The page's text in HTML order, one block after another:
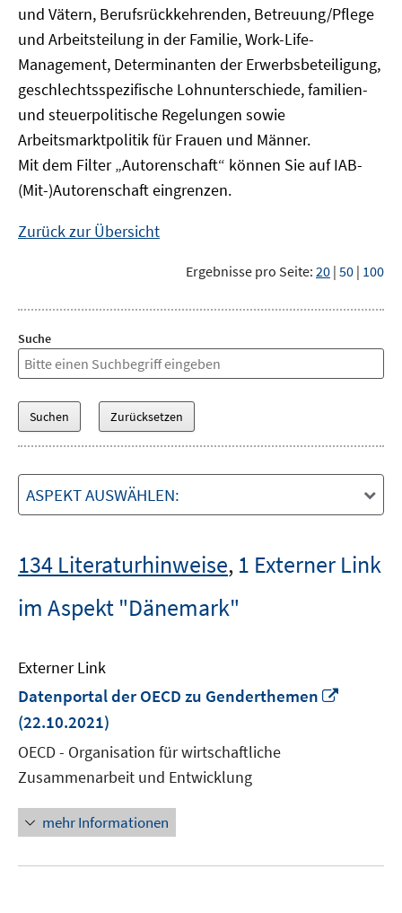
und Vätern, Berufsrückkehrenden, Betreuung/Pflege
und Arbeitsteilung in der Familie, Work-Life-
Management, Determinanten der Erwerbsbeteiligung,
geschlechtsspezifische Lohnunterschiede, familien-
und steuerpolitische Regelungen sowie
Arbeitsmarktpolitik für Frauen und Männer.
Mit dem Filter „Autorenschaft“ können Sie auf IAB-
(Mit-)Autorenschaft eingrenzen.
Zurück zur Übersicht
Ergebnisse pro Seite: 20 | 50 | 100
Suche
ASPEKT AUSWÄHLEN:
134 Literaturhinweise, 1 Externer Link
im Aspekt "Dänemark"
Externer Link
Datenportal der OECD zu Genderthemen
(22.10.2021)
OECD - Organisation für wirtschaftliche
Zusammenarbeit und Entwicklung
mehr Informationen